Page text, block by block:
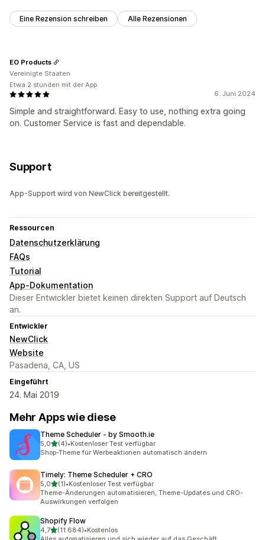
Eine Rezension schreiben Alle Rezensionen
6. Juni 2024
Simple and straightforward. Easy to use, nothing extra going
on. Customer Service is fast and dependable.
EO Products
Vereinigte Staaten
Etwa 2 stunden mit der App
Support
App-Support wird von NewClick bereitgestellt.
Ressourcen
Datenschutzerklärung
FAQs
Tutorial
App-Dokumentation
Dieser Entwickler bietet keinen direkten Support auf Deutsch
an.
Entwickler
NewClick
Website
Pasadena, CA, US
Eingeführt
24. Mai 2019
Mehr Apps wie diese
Theme Scheduler ‑ by Smooth.ie
5,0von 5 Sternen
(4)
4 Rezensionen insgesamt
•Kostenloser Test verfügbar
Shop-Theme für Werbeaktionen automatisch ändern
Timely: Theme Scheduler + CRO
5,0von 5 Sternen
(1)
1 Rezensionen insgesamt
•Kostenloser Test verfügbar
Theme-Änderungen automatisieren, Theme-Updates und CRO-
Auswirkungen verfolgen
Shopify Flow
4,7von 5 Sternen
(11.684)
11684 Rezensionen insgesamt
•Kostenlos